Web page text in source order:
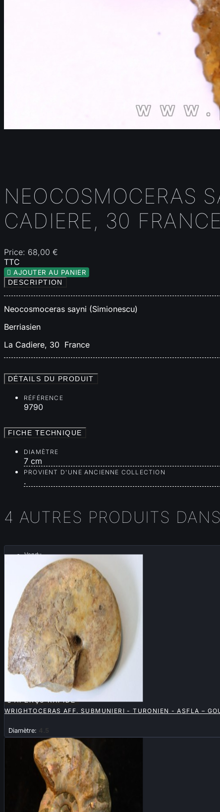
NEOCOSMOCERAS
CADIERE, 30 FRANCE
Price: 68,00 €
TTC
 AJOUTER AU PANIER
DESCRIPTION
Neocosmoceras sayni (Simionescu)
Berriasien
La Cadiere, 30 France
DÉTAILS DU PRODUIT
RÉFÉRENCE
9790
FICHE TECHNIQUE
DIAMÈTRE
7 cm
PROVIENT D'UNE ANCIENNE COLLECTION
.
4 AUTRES PRODUITS
Vendu
 APERÇU RAPIDE
WRIGHTOCERAS AFF. SUBMUNIERI - TURONIEN - ASFLA –
Diamètre: 4.5